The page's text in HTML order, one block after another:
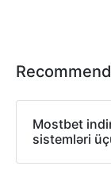
Mostbet
sistemləri